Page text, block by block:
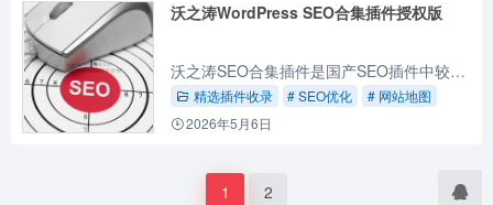
沃之涛WordPress SEO合集插件授权版
沃之涛SEO合集插件是国产SEO插件中较为优秀突出的一个，免费版功能也比较全面，本文将针对这款插件授权版的功能做介绍。
精选插件收录 # SEO优化
# 网站地图
2026年5月6日
1 2